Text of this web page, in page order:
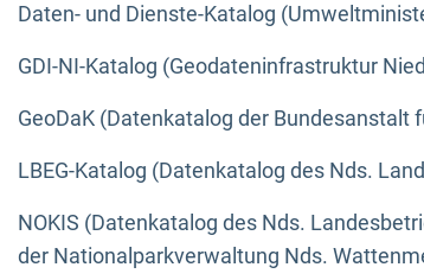
Daten- und Dienste-Katalog
GDI-NI-Katalog (Geodateninfrastruktur
GeoDaK (Datenkatalog der
LBEG-Katalog (Datenkatalog des Nds.
NOKIS (Datenkatalog des Nds.
der Nationalparkverwaltung Nds.